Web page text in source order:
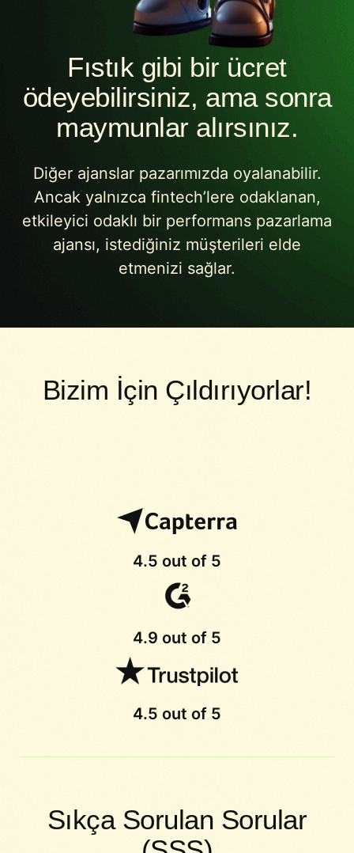
Fıstık gibi bir ücret
ödeyebilirsiniz, ama sonra
maymunlar alırsınız.
Diğer ajanslar pazarımızda oyalanabilir.
Ancak yalnızca fintech’lere odaklanan,
etkileyici odaklı bir performans pazarlama
ajansı, istediğiniz müşterileri elde
etmenizi sağlar.
Bizim İçin Çıldırıyorlar!
4.5 out of 5
4.9 out of 5
4.5 out of 5
Sıkça Sorulan Sorular